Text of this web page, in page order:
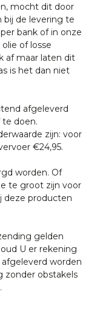
mocht dit door
de levering te
bank of in onze
of losse
af maar laten dit
is het dan niet
afgeleverd
doen.
zijn: voor
€24,95.
worden. Of
te groot zijn voor
deze producten
gelden
U er rekening
worden
zonder obstakels